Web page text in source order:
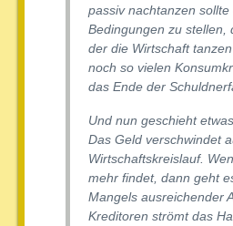
passiv nachtanzen
Bedingungen zu stellen,
der die Wirtschaft
noch so vielen
das Ende der
Und nun geschieht
Das Geld verschwindet
Wirtschaftskreislauf.
mehr findet, dann geht
Mangels ausreichender
Kreditoren strömt das